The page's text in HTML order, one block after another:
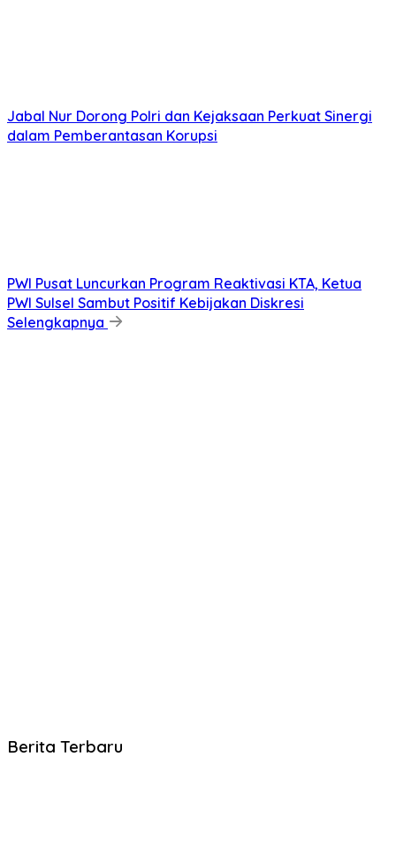
Jabal Nur Dorong Polri dan Kejaksaan Perkuat Sinergi
dalam Pemberantasan Korupsi
PWI Pusat Luncurkan Program Reaktivasi KTA, Ketua
PWI Sulsel Sambut Positif Kebijakan Diskresi
Selengkapnya
Berita Terbaru